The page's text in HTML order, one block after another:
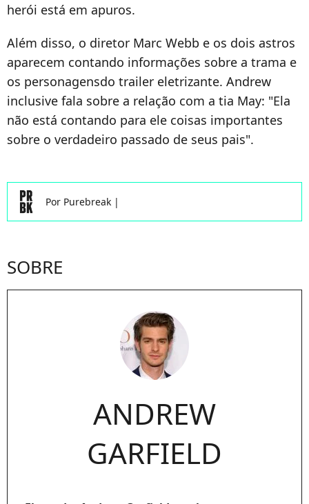
herói está em apuros.
Além disso, o diretor Marc Webb e os dois astros
aparecem contando informações sobre a trama e
os personagensdo trailer eletrizante. Andrew
inclusive fala sobre a relação com a tia May: "Ela
não está contando para ele coisas importantes
sobre o verdadeiro passado de seus pais".
Por Purebreak |
SOBRE
ANDREW
GARFIELD